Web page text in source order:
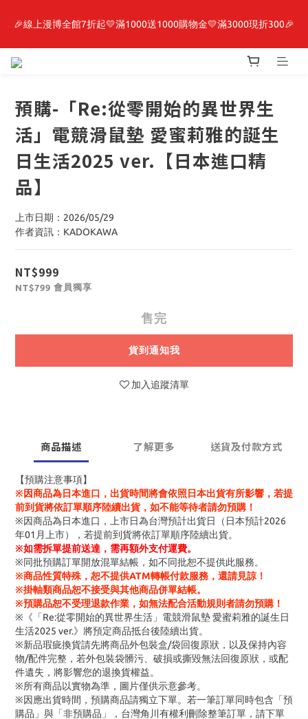
明信片組」
🎉線上漫博全館7折起💛滿1000送1000購物金💛滿3000現折300🎉
【抽籤堂】 影之強者、你又被殺了呢，偵探大人、約會大作戰、
【轉生史萊姆】系列書展🌟系列小說 79 折，滿$389送「完節紀念
明信片組」
預購-「Re:從零開始的異世界生
活」電競滑鼠墊 愛蜜莉雅的誕生
日生活2025 ver.【日本進口精
品】
上市日期：2026/05/29
作者資訊：KADOKAWA
NT$999
NT$799 會員獨享
售完
貨到通知我
加入追蹤清單
商品描述 了解更多 送貨及付款方式
【預購注意事項】
※因商品為日本進口，出貨時間將會依照日本出貨有所影響，若提
前到貨將依訂單順序陸續出貨，如不能等待者請勿預購！
※因商品為日本進口，上市日為台灣預計出貨日（日本預計2026
年01月上市），若提前到貨將依訂單順序陸續出貨。
※如需拆單提前送達，需再額外支付運費。
※同批預購訂單開放混單結帳，如不同批恕不提供此服務。
※商品性質特殊，恕不提供ATM轉帳付款服務，還請見諒！
※掛軸類商品恕不接受與其他商品併單結帳。
※預購品恕不受理退款作業，如無法配合活動規則者請勿預購！
※《「Re:從零開始的異世界生活」電競滑鼠墊 愛蜜莉雅的誕生日
生活2025 ver.》將預定商品抵台後陸續出貨。
※新品瑕疵換貨請先將商品外包裝盒/袋回復原狀，以及保持內容
物/配件完整，若外包裝袋髒污、破損或撕毀無法回復原狀，或配
件遺失，將影響您的退換貨權益。
※所有商品以實物為準，圖片僅供示意參考。
※因應出貨時間，預購商品請獨立下單。若一筆訂單同時包含「預
購品」與「非預購品」，台灣角川有權利刪除整筆訂單，請下單